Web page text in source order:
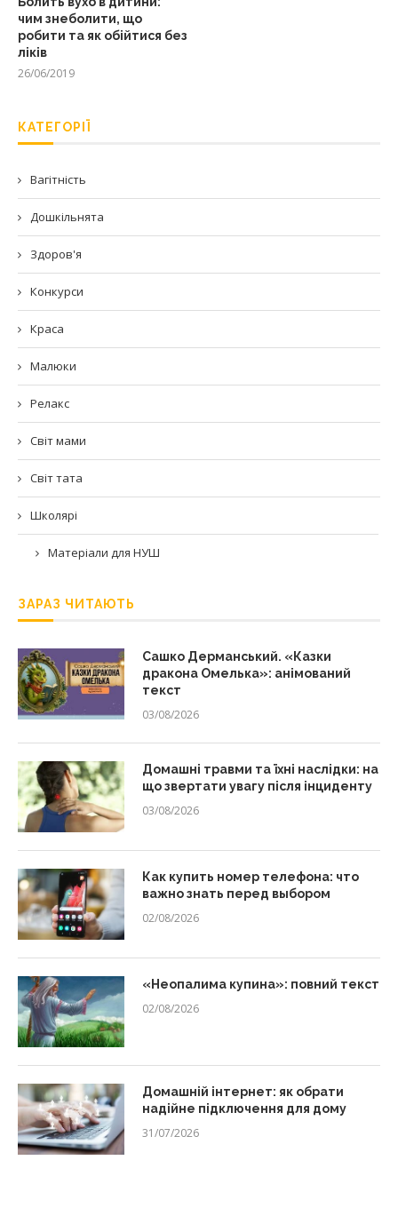
чим знеболити, що
робити та як обійтися без
ліків
26/06/2019
КАТЕГОРІЇ
Вагітність
Дошкільнята
Здоров'я
Конкурси
Краса
Малюки
Релакс
Світ мами
Світ тата
Школярі
Матеріали для НУШ
ЗАРАЗ ЧИТАЮТЬ
Сашко Дерманський. «Казки
дракона Омелька»: анімований
текст
03/08/2026
Домашні травми та їхні наслідки: на
що звертати увагу після інциденту
03/08/2026
Как купить номер телефона: что
важно знать перед выбором
02/08/2026
«Неопалима купина»: повний текст
02/08/2026
Домашній інтернет: як обрати
надійне підключення для дому
31/07/2026